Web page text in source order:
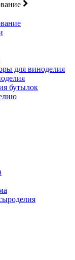
для виноделия
бутылок